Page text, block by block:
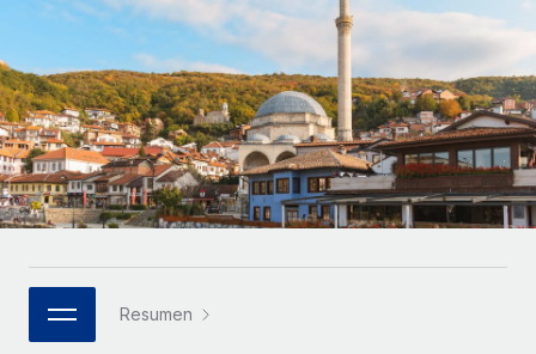
Conexión Remote
Integra los RR. HH. en tus flujos de trabajo sin
complicaciones.
Plataforma
Funciones esenciales de RR. HH. integradas para tu
Conectar
Conecta cualquier herramienta de IA con Remote
empresas en crecimiento.
Mediana empresa
Amplía tu equipo con soluciones de RR. HH.
personalizadas.
Empresa
RR. HH. globales para grandes empresas.
ASOCIARSE
Socios tecnológicos estratégicos
Integra la gestión de los RR. HH. globales en tu
Casos prácticos
Glosario de RR. HH.
Listas de verificación y plantillas
Biblioteca de descripciones de puestos
Webinarios
Italiano
Português (Portugal)
日本語
한국어
中文（简体）Resumen